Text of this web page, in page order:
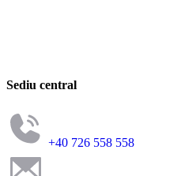
Sediu central
+40 726 558 558